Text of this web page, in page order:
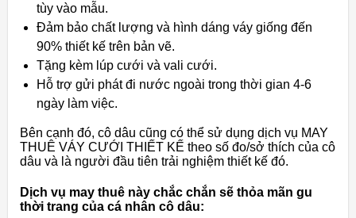
tùy vào mẫu.
Đảm bảo chất lượng và hình dáng váy giống đến
90% thiết kế trên bản vẽ.
Tặng kèm lúp cưới và vali cưới.
Hỗ trợ gửi phát đi nước ngoài trong thời gian 4-6
ngày làm việc.
Bên cạnh đó, cô dâu cũng có thể sử dụng dịch vụ MAY
THUÊ VÁY CƯỚI THIẾT KẾ theo số đo/sở thích của cô
dâu và là người đầu tiên trải nghiệm thiết kế đó.
Dịch vụ may thuê này chắc chắn sẽ thỏa mãn gu
thời trang của cá nhân cô dâu: